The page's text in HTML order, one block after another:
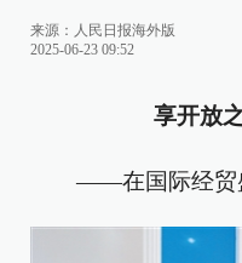
来源： 人民日报海外版
2025-06-23 09:52
享开放
——在国际经贸